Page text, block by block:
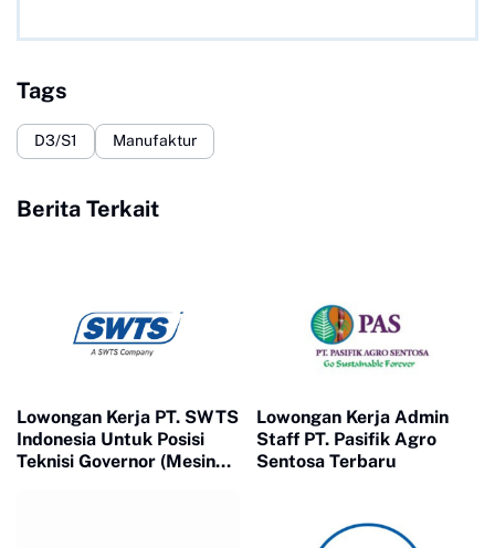
Tags
D3/S1 Manufaktur
Berita Terkait
Lowongan Kerja PT. SWTS
Indonesia Untuk Posisi
Teknisi Governor (Mesin
Lowongan Kerja Admin
Staff PT. Pasifik Agro
Sentosa Terbaru